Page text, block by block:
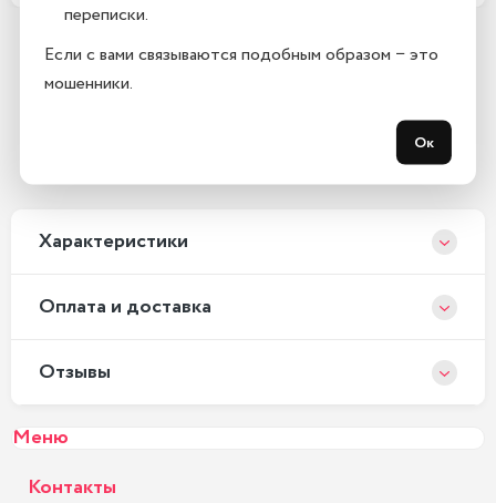
Остались вопросы?
Xарактеристики
Оплата и доставка
Отзывы
Меню
Контакты
переписки.
Если с вами связываются подобным образом − это
мошенники.
Ок